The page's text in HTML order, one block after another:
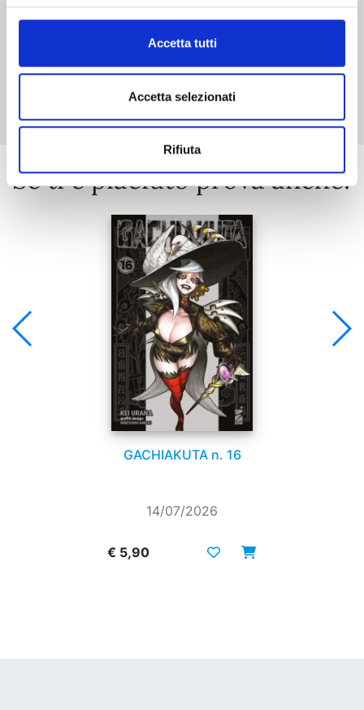
Accetta tutti
Accetta selezionati
Rifiuta
Mostra tutto
Se ti è piaciuto prova anche:
GACHIAKUTA n. 16
14/07/2026
€ 5,90